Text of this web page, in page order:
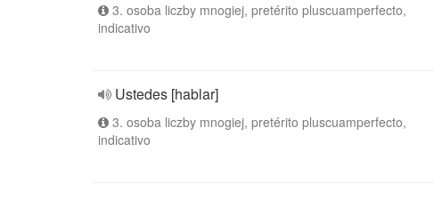
3. osoba liczby mnogiej, pretérito pluscuamperfecto,
indicativo
Ustedes [hablar]
3. osoba liczby mnogiej, pretérito pluscuamperfecto,
indicativo